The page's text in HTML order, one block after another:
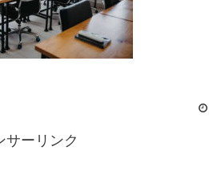
サーリンク